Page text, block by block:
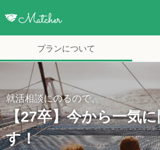
プランについて
就活相談にのるので、
【27卒】今から一気
す！